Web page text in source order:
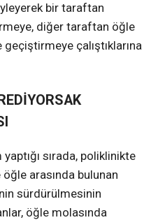
bir taraftan
diğer taraftan öğle
çalıştıklarına
sırada, poliklinikte
arasında bulunan
sürdürülmesinin
öğle molasında